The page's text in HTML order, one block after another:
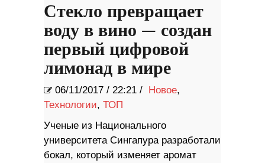
Стекло превращает
воду в вино — создан
первый цифровой
лимонад в мире
06/11/2017 / 22:21 / Новое,
Технологии, ТОП
Ученые из Национального
университета Сингапура разработали
бокал, который изменяет аромат